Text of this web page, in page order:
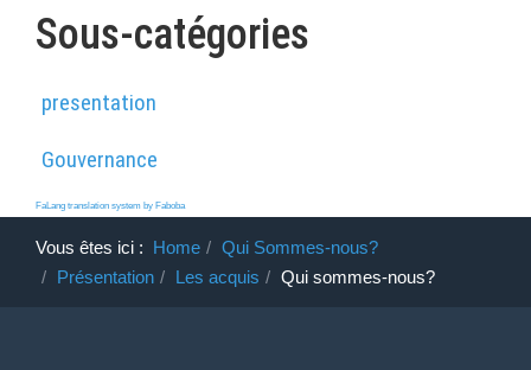
Sous-catégories
presentation
Gouvernance
FaLang translation system by Faboba
Vous êtes ici : Home
Qui Sommes-nous?
Présentation
Les acquis Qui sommes-nous?